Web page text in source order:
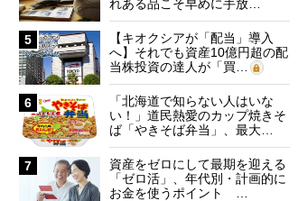
れある品こそ早めに手放…
5
【キオクシアが「配当」導入
へ】それでも資産10億円超の配
当株投資の達人が「買…
6
「北海道で知らない人はいな
い！」道民熱愛のカップ焼きそ
ば「やきそば弁当」、最大…
7
資産をゼロにして最期を迎える
「ゼロ活」、年代別・計画的に
お金を使うポイント …